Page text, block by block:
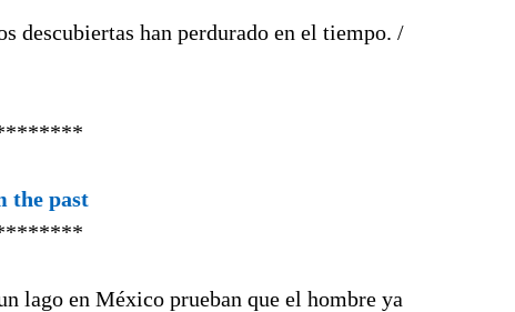
descubiertas han perdurado en el tiempo. /
the past
lago en México prueban que el hombre ya